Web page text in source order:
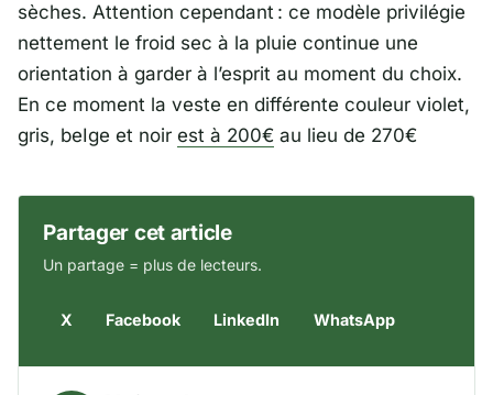
sèches. Attention cependant : ce modèle privilégie
nettement le froid sec à la pluie continue une
orientation à garder à l’esprit au moment du choix.
En ce moment la veste en différente couleur violet,
gris, beIge et noir est à 200€ au lieu de 270€
Partager cet article
Un partage = plus de lecteurs.
X Facebook LinkedIn WhatsApp